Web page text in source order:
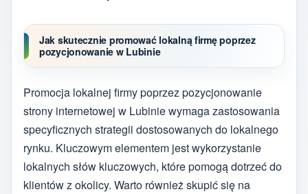
Jak skutecznie promować lokalną firmę poprzez
pozycjonowanie w Lubinie
Promocja lokalnej firmy poprzez pozycjonowanie
strony internetowej w Lubinie wymaga zastosowania
specyficznych strategii dostosowanych do lokalnego
rynku. Kluczowym elementem jest wykorzystanie
lokalnych słów kluczowych, które pomogą dotrzeć do
klientów z okolicy. Warto również skupić się na